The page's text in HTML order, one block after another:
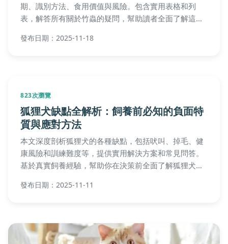
期、識別方法、食用價值與風險。包含實用表格和列
表，解答所有關於竹蟲的疑問，幫助讀者全面了解這種
自然科普感興趣的民眾閱讀。
發布日期：2025-11-18
823次瀏覽
狐狸犬缺點全解析：飼養前必知的負面特
質與應對方法
本文深度剖析狐狸犬的各種缺點，包括吠叫、掉毛、健
康風險和訓練難度等，提供實用解決方案和常見問答。
基於真實飼養經驗，幫助你在決策前全面了解狐狸犬的
理建議，覆蓋飼養全過程的疑難雜症。
發布日期：2025-11-11